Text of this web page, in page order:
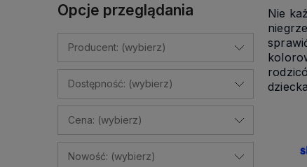
Opcje przeglądania
Producent: (wybierz)
Dostępność: (wybierz)
Cena: (wybierz)
Nowość: (wybierz)
Nie